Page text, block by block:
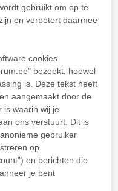
gebruikt om op te
en verbetert daarmee
cookies
bezoekt, hoewel
is. Deze tekst heeft
aangemaakt door de
is waarin wij je
ons verstuurt. Dit is
gebruiker
op
en berichten die
je bent